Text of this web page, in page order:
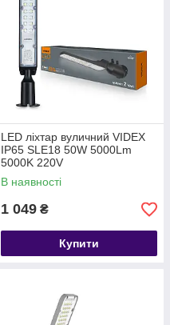
LED ліхтар вуличний VIDEX
IP65 SLE18 50W 5000Lm
5000K 220V
В наявності
1 049 ₴
Купити